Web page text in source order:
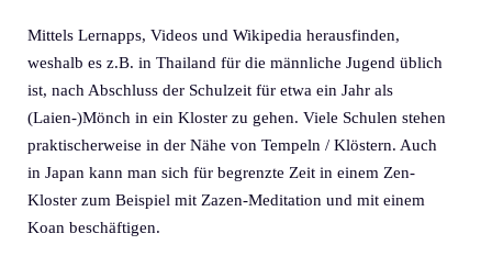
Mittels Lernapps, Videos und Wikipedia herausfinden,
weshalb es z.B. in Thailand für die männliche Jugend üblich
ist, nach Abschluss der Schulzeit für etwa ein Jahr als
(Laien-)Mönch in ein Kloster zu gehen. Viele Schulen stehen
praktischerweise in der Nähe von Tempeln / Klöstern. Auch
in Japan kann man sich für begrenzte Zeit in einem Zen-
Kloster zum Beispiel mit Zazen-Meditation und mit einem
Koan beschäftigen.